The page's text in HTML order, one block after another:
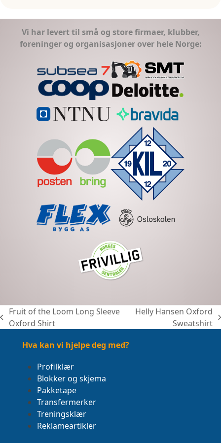
Vi har levert til små og store firmaer, klubber,
foreninger og organisasjoner over hele Norge:
previous
Fruit of the Loom Long Sleeve
Oxford Shirt
Helly Hansen Oxford
Sweatshirt
Hva kan vi hjelpe deg med?
Profilklær
Blokker og skjema
Pakketape
Transfermerker
Treningsklær
Reklameartikler